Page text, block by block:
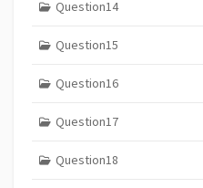
Question14
Question15
Question16
Question17
Question18